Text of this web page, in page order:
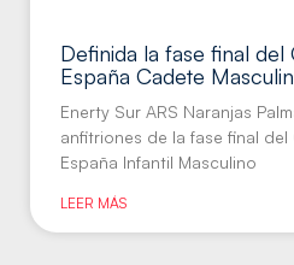
Definida la fase final
España Cadete
Enerty Sur ARS Naranjas
anfitriones de la fase final
España Infantil Masculino
LEER MÁS